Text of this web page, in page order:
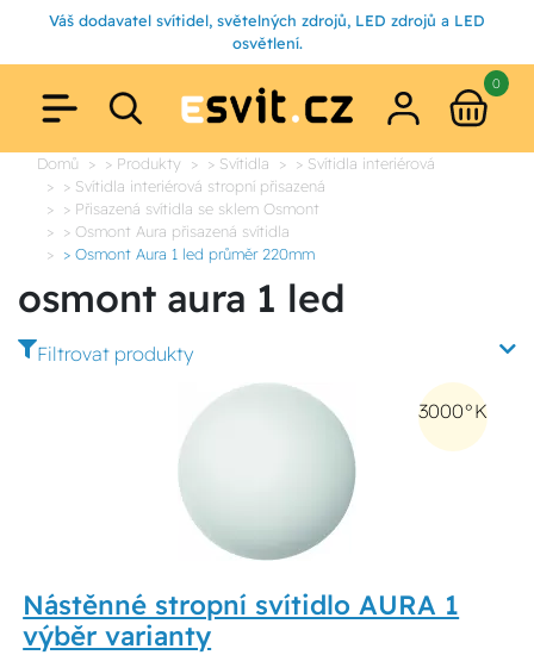
Váš dodavatel svítidel, světelných zdrojů, LED zdrojů a LED
osvětlení.
0
Domů > Produkty > Svítidla
> Svítidla interiérová
> Svítidla interiérová stropní přisazená
> Přisazená svítidla se sklem Osmont
> Osmont Aura přisazená svítidla
> Osmont Aura 1 led průměr 220mm
osmont aura 1 led
Filtrovat produkty
3000°K
Nástěnné stropní svítidlo AURA 1
výběr varianty